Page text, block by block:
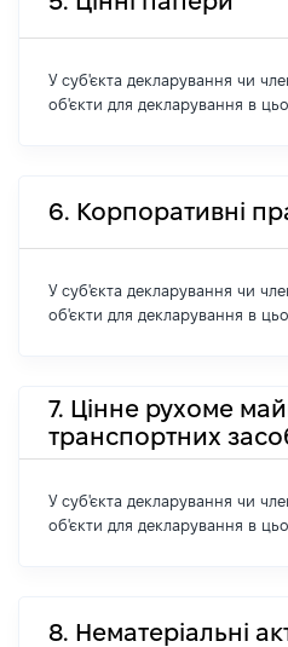
У суб'єкта декларування чи
об'єкти для декларування в
6. Корпоративні
У суб'єкта декларування чи
об'єкти для декларування в
7. Цінне рухоме
транспортних
У суб'єкта декларування чи
об'єкти для декларування в
8. Нематеріальні